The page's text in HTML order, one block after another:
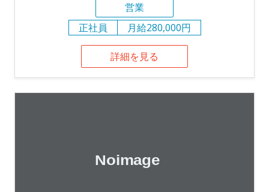
営業
正社員
月給280,000円
詳細を見る